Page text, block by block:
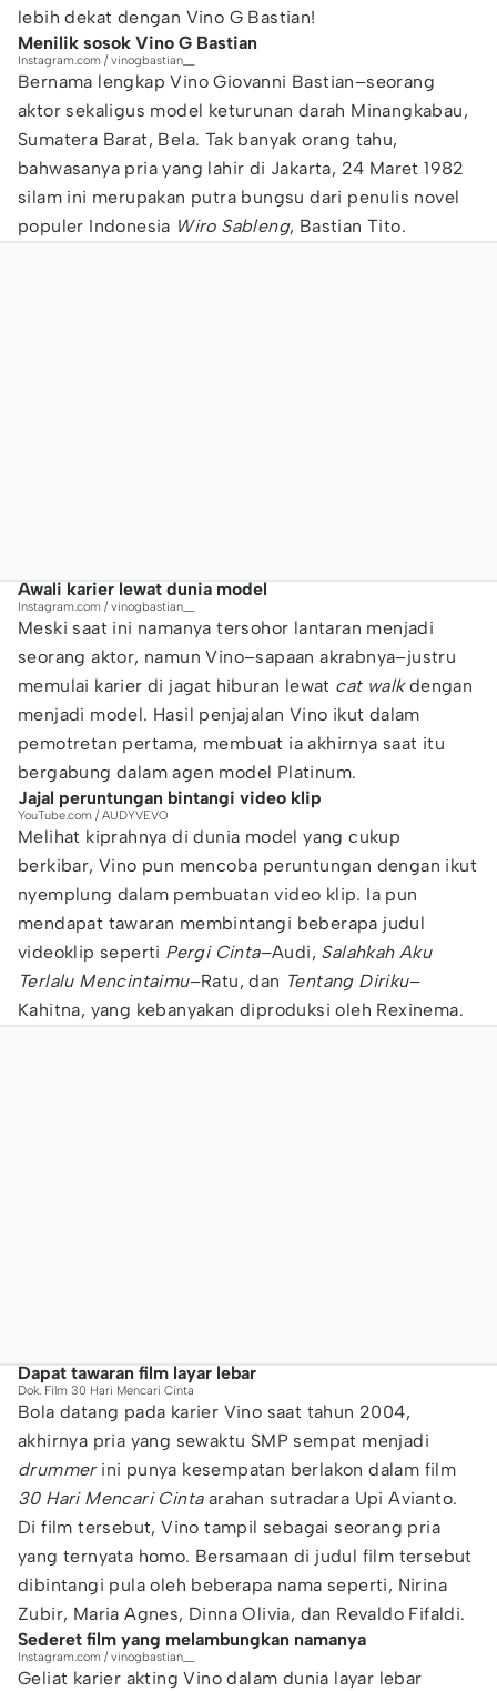
lebih dekat dengan Vino G Bastian!
Menilik sosok Vino G Bastian
Instagram.com / vinogbastian__
Bernama lengkap Vino Giovanni Bastian–seorang
aktor sekaligus model keturunan darah Minangkabau,
Sumatera Barat, Bela. Tak banyak orang tahu,
bahwasanya pria yang lahir di Jakarta, 24 Maret 1982
silam ini merupakan putra bungsu dari penulis novel
populer Indonesia Wiro Sableng, Bastian Tito.
Awali karier lewat dunia model
Instagram.com / vinogbastian__
Meski saat ini namanya tersohor lantaran menjadi
seorang aktor, namun Vino–sapaan akrabnya–justru
memulai karier di jagat hiburan lewat cat walkdengan
menjadi model. Hasil penjajalan Vino ikut dalam
pemotretan pertama, membuat ia akhirnya saat itu
bergabung dalam agen model Platinum.
Jajal peruntungan bintangi video klip
YouTube.com / AUDYVEVO
Melihat kiprahnya di dunia model yang cukup
berkibar, Vino pun mencoba peruntungan dengan ikut
nyemplung dalam pembuatan video klip. Ia pun
mendapat tawaran membintangi beberapa judul
videoklip seperti Pergi Cinta–Audi, Salahkah Aku
Terlalu Mencintaimu–Ratu, dan Tentang Diriku–
Kahitna, yang kebanyakan diproduksi oleh Rexinema.
Dapat tawaran film layar lebar
Dok. Film 30 Hari Mencari Cinta
Bola datang pada karier Vino saat tahun 2004,
akhirnya pria yang sewaktu SMP sempat menjadi
drummerini punya kesempatan berlakon dalam film
30 Hari Mencari Cintaarahan sutradara Upi Avianto.
Di film tersebut, Vino tampil sebagai seorang pria
yang ternyata homo. Bersamaan di judul film tersebut
dibintangi pula oleh beberapa nama seperti, Nirina
Zubir, Maria Agnes, Dinna Olivia, dan Revaldo Fifaldi.
Sederet film yang melambungkan namanya
Instagram.com / vinogbastian__
Geliat karier akting Vino dalam dunia layar lebar